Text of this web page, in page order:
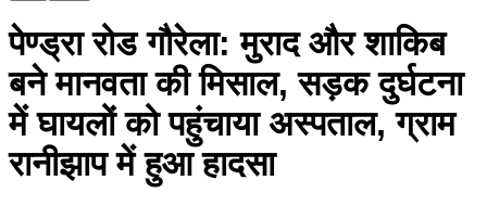
पेण्ड्रा रोड गौरेला: मुराद और शाकिब
बने मानवता की मिसाल, सड़क दुर्घटना
में घायलों को पहुंचाया अस्पताल, ग्राम
रानीझाप में हुआ हादसा